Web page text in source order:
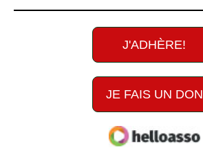
J'ADHÈRE!
JE FAIS UN DON